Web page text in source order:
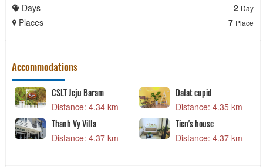
Days
2 Day
Places 7 Place
Accommodations
CSLT Jeju Baram
Distance: 4.34 km
Dalat cupid
Distance: 4.35 km
Thanh Vy Villa
Distance: 4.37 km
Tien's house
Distance: 4.37 km